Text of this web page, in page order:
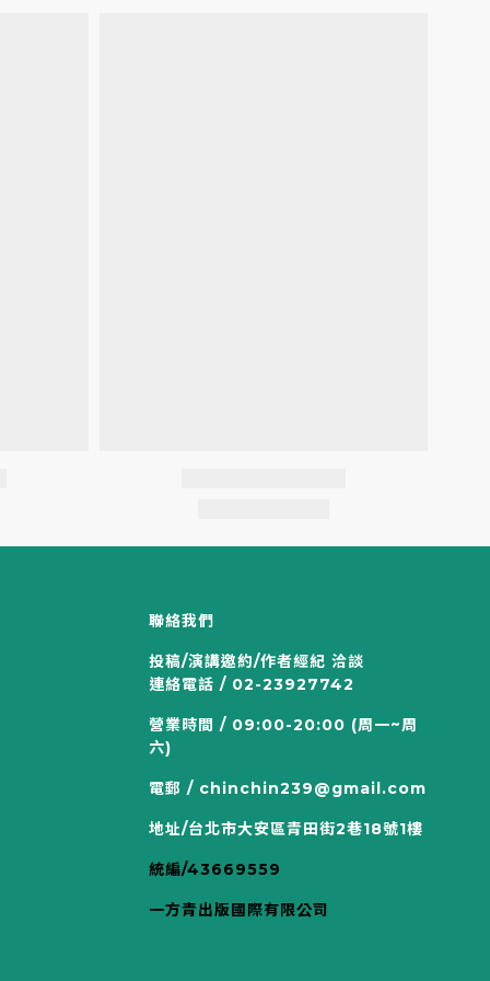
聯絡我們
投稿/演講邀約/作者經紀 洽談
連絡電話 / 02-23927742
營業時間 / 09:00-20:00 (周一~周
六)
電郵 / chinchin239@gmail.com
地址/台北市大安區青田街2巷18號1樓
統編/43669559
一方青出版國際有限公司